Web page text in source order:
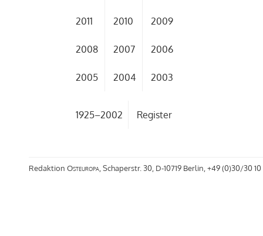
2011 2010 2009
2008 2007 2006
2005 2004 2003
1925–2002 Register
Redaktion Osteuropa, Schaperstr. 30, D-10719 Berlin, +49 (0)30/30